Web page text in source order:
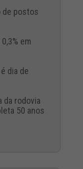
de postos
em
dia de
da rodovia
50 anos